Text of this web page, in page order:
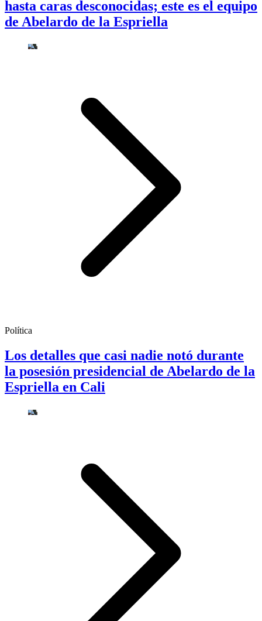
hasta caras desconocidas; este es el equipo
de Abelardo de la Espriella
Política
Los detalles que casi nadie notó durante
la posesión presidencial de Abelardo de la
Espriella en Cali